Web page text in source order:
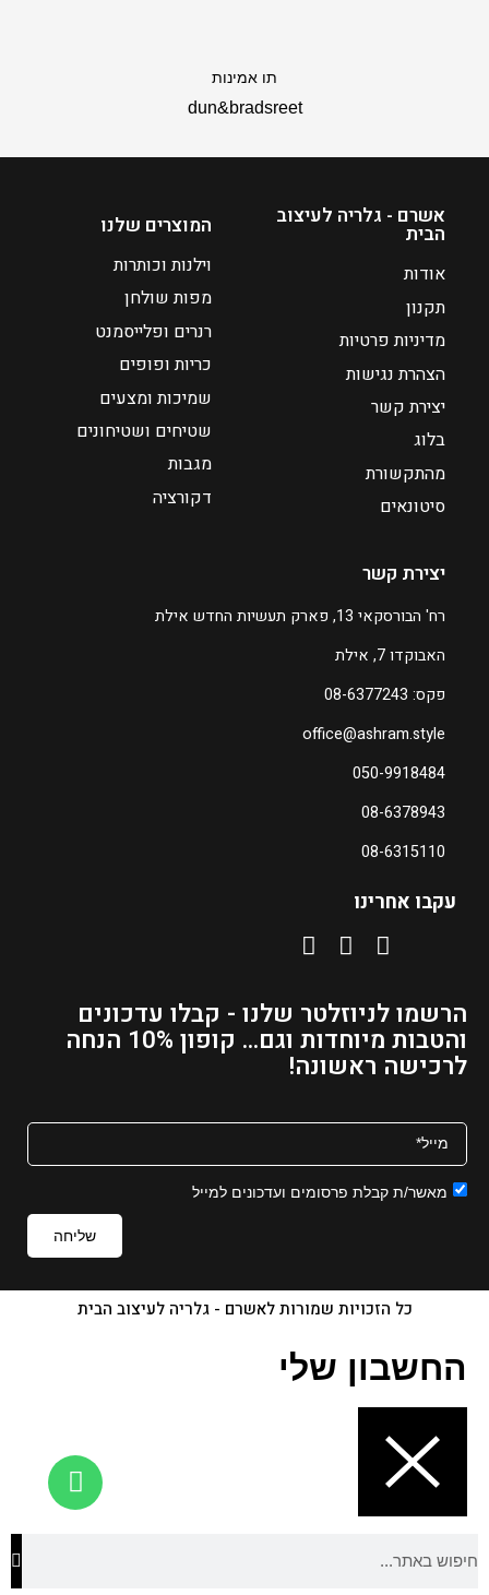
תו אמינות
dun&bradsreet
עקבו אחרינו
הרשמו לניוזלטר שלנו - קבלו עדכונים
והטבות מיוחדות וגם... קופון 10% הנחה
לרכישה ראשונה!
מאשר/ת קבלת פרסומים ועדכונים למייל
שליחה
יצירת קשר
רח' הבורסקאי 13, פארק תעשיות החדש אילת
האבוקדו 7, אילת
פקס: 08-6377243
office@ashram.style
050-9918484
08-6378943
08-6315110
המוצרים שלנו
וילנות וכותרות
מפות שולחן
רנרים ופלייסמנט
כריות ופופים
שמיכות ומצעים
שטיחים ושטיחונים
מגבות
דקורציה
אשרם - גלריה לעיצוב
הבית
אודות
תקנון
מדיניות פרטיות
הצהרת נגישות
יצירת קשר
בלוג
מהתקשורת
סיטונאים
כל הזכויות שמורות לאשרם - גלריה לעיצוב הבית
החשבון שלי